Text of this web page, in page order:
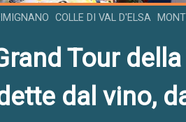
COLLE DI VAL D'ELSA
Tour
dal vino,